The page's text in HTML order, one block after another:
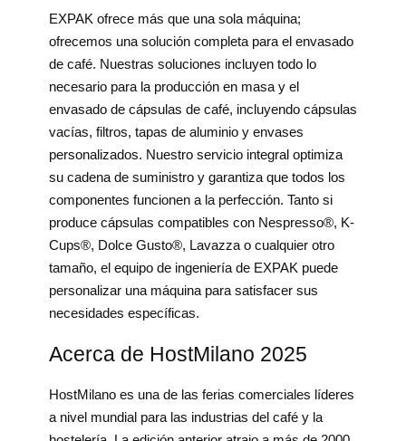
EXPAK ofrece más que una sola máquina;
ofrecemos una solución completa para el envasado
de café. Nuestras soluciones incluyen todo lo
necesario para la producción en masa y el
envasado de cápsulas de café, incluyendo cápsulas
vacías, filtros, tapas de aluminio y envases
personalizados. Nuestro servicio integral optimiza
su cadena de suministro y garantiza que todos los
componentes funcionen a la perfección. Tanto si
produce cápsulas compatibles con Nespresso®, K-
Cups®, Dolce Gusto®, Lavazza o cualquier otro
tamaño, el equipo de ingeniería de EXPAK puede
personalizar una máquina para satisfacer sus
necesidades específicas.
Acerca de HostMilano 2025
HostMilano es una de las ferias comerciales líderes
a nivel mundial para las industrias del café y la